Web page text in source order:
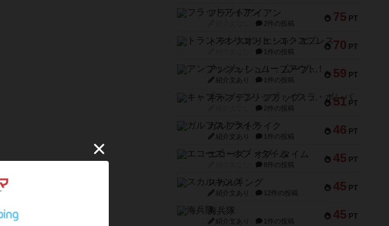
75 PT
フラットアイアン
2件の投稿
70 PT
トランスオリエント・エクスプレス
1件の投稿
59 PT
アンブッシュ！：ムーブアウト！
紹介文あり 1件の投稿
51 PT
キャプテン・フリップ：イスラ・ボンバ
2件の投稿
46 PT
ガルフストライク
紹介文あり 1件の投稿
45 PT
エコーズ・オブ・タイム
8件の投稿
45 PT
スカルキング
紹介文あり 12件の投稿
45 PT
海兵隊
紹介文あり 1件の投稿